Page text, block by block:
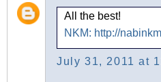
All the best!
NKM: http://
July 31, 2011 at